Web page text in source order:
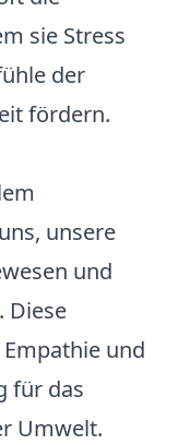
sie Stress
der
fördern.
unsere
und
Diese
und
für das
Umwelt.